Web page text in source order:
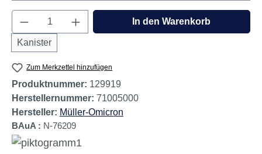
Produkt Anzahl: Gib den gewünschten
Kanister
In den Warenkorb
Zum Merkzettel hinzufügen
Produktnummer: 129919
Herstellernummer: 71005000
Hersteller: Müller-Omicron
BAuA : N-76209